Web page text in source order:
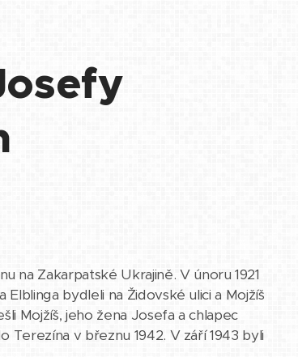
na Zakarpatské Ukrajině. V únoru 1921
bydleli na Židovské ulici a Mojžíš
Mojžíš, jeho žena Josefa a chlapec
Terezína v březnu 1942. V září 1943 byli